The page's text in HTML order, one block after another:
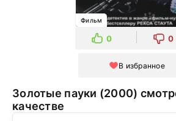
Фильм
0 0
В избранное
Золотые пауки (2000) смотреть в хорошем
качестве